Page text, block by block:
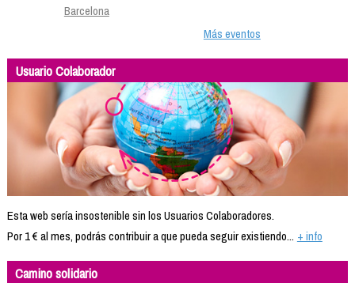
Barcelona
Más eventos
Usuario Colaborador
Esta web sería insostenible sin los Usuarios Colaboradores.
Por 1 € al mes, podrás contribuir a que pueda seguir existiendo... + info
Camino solidario